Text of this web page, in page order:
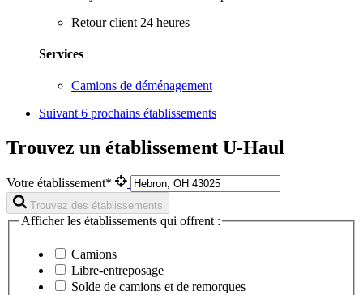
Retour client 24 heures
Services
Camions de déménagement
Suivant 6 prochains établissements
Trouvez un établissement U-Haul
Votre établissement*
Trouvez des établissements
Afficher les établissements qui offrent :
Camions
Libre-entreposage
Solde de camions et de remorques